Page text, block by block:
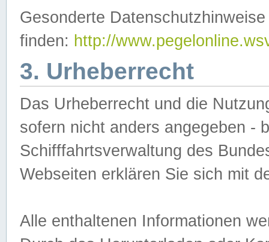
Gesonderte
finden: http://
3. Urheberrecht
Das Urheberrecht und die
sofern nicht anders angegeben -
Schifffahrtsverwaltung des
Webseiten erklären Sie sich mit
Alle enthaltenen Informationen